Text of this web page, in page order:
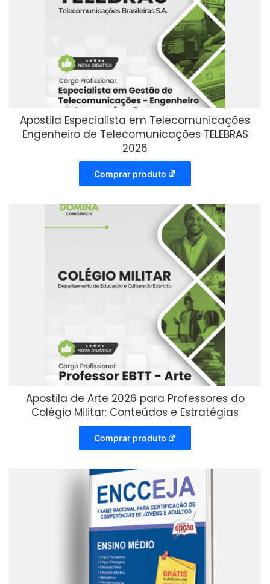
Apostila Especialista em Telecomunicações
Engenheiro de Telecomunicações TELEBRAS
2026
Comprar produto
Apostila de Arte 2026 para Professores do
Colégio Militar: Conteúdos e Estratégias
Comprar produto